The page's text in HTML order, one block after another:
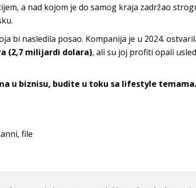
a nad kojom je do samog kraja zadržao
bi nasledila posao. Kompanija je u 2024.
(2,7 milijardi dolara), ali su joj profiti opali
u biznisu, budite u toku sa lifestyle temama.
file